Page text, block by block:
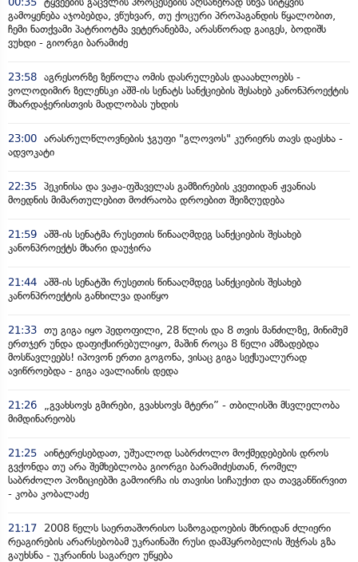
გამოყენება აჯობებდა, ვწუხვარ, თუ ქოცური პროპაგანდის წყალობით,
ჩემი ნათქვამი პატრიოტმა ვეტერანებმა, არასწორად გაიგეს, ბოდიშს
ვუხდი - გიორგი ბარამიძე
23:58 აგრესორზე ზეწოლა ომის დასრულებას დააახლოებს -
ვოლოდიმირ ზელენსკი აშშ-ის სენატს სანქციების შესახებ კანონპროექტის
მხარდაჭერისთვის მადლობას უხდის
23:00 არასრულწლოვნების ჯგუფი "გლოვოს" კურიერს თავს დაესხა -
ადვოკატი
22:35 პეკინისა და ვაჟა-ფშაველას გამზირების კვეთიდან ჟვანიას
მოედნის მიმართულებით მოძრაობა დროებით შეიზღუდება
21:59 აშშ-ის სენატმა რუსეთის წინააღმდეგ სანქციების შესახებ
კანონპროექტს მხარი დაუჭირა
21:44 აშშ-ის სენატში რუსეთის წინააღმდეგ სანქციების შესახებ
კანონპროექტის განხილვა დაიწყო
21:33 თუ გიგა იყო პედოფილი, 28 წლის და 8 თვის მანძილზე, მინიმუმ
ერთჯერ უნდა დაფიქსირებულიყო, მაშინ როცა 8 წელი ამზადებდა
მოსწავლეებს! იპოვონ ერთი გოგონა, ვისაც გიგა სექსუალურად
ავიწროებდა - გიგა ავალიანის დედა
21:26
„გვახსოვს გმირები, გვახსოვს მტერი” - თბილისში მსვლელობა
მიმდინარეობს
21:25 აინტერესებდათ, უშუალოდ საბრძოლო მოქმედებების დროს
გვქონდა თუ არა შემხებლობა გიორგი ბარამიძესთან, რომელ
საბრძოლო პოზიციებში გამოირჩა ის თავისი სიჩაუქით და თავგანწირვით
- კობა კობალაძე
21:17
2008 წელს საერთაშორისო საზოგადოების მხრიდან ძლიერი
რეაგირების არარსებობამ უკრაინაში რუსი დამპყრობელის შეჭრას გზა
გაუხსნა - უკრაინის საგარეო უწყება